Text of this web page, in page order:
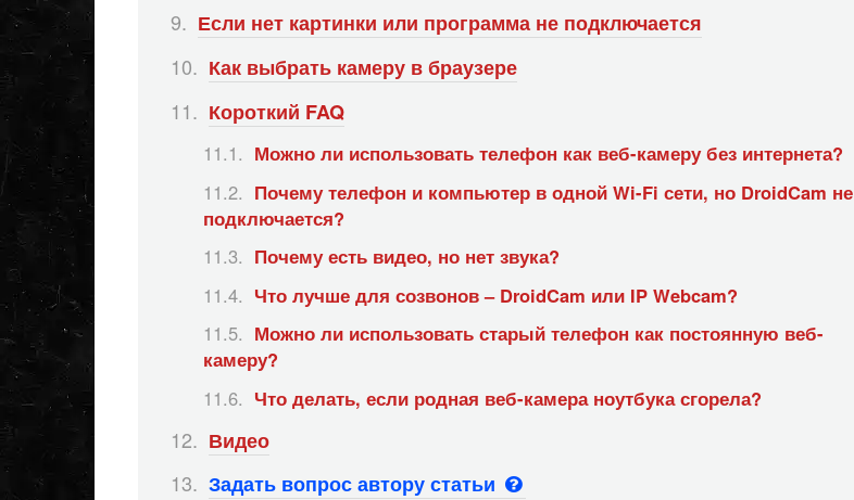
Если нет картинки или программа не подключается
Как выбрать камеру в браузере
Короткий FAQ
Можно ли использовать телефон как веб-камеру без интернета?
Почему телефон и компьютер в одной Wi-Fi сети, но DroidCam не
подключается?
Почему есть видео, но нет звука?
Что лучше для созвонов – DroidCam или IP Webcam?
Можно ли использовать старый телефон как постоянную веб-
камеру?
Что делать, если родная веб-камера ноутбука сгорела?
Видео
Задать вопрос автору статьи